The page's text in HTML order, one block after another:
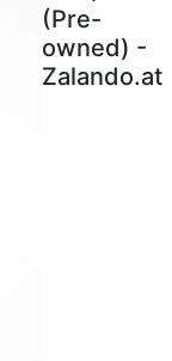
(Pre-
owned) -
Zalando.at